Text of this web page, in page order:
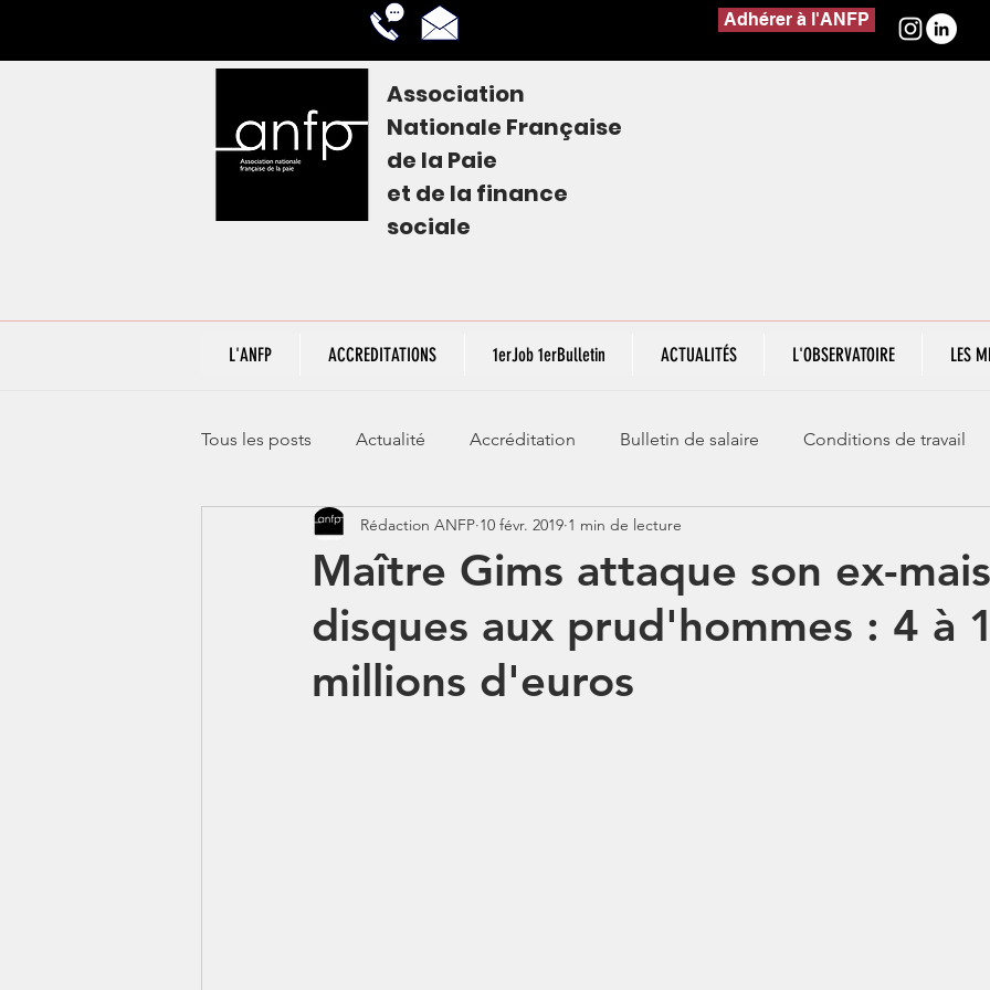
Adhérer à l'ANFP
Association
Nationale Française
de la Paie
et de la finance
sociale
L'ANFP ACCREDITATIONS 1erJob 1erBulletin ACTUALITÉS L'OBSERVATOIRE LES
Tous les posts Actualité Accréditation Bulletin de salaire Conditions de travail
CORONAVIRUS - COVID 19 Jurisprudence Rémunération
Jeunes - 1erJob1erBP DSN BOSS Contrats aidés Jours fériés
Maître Gims attaque son ex-
disques aux prud'hommes : 4 à
millions d'euros
Rédaction ANFP 10 févr. 2019 1 min de lecture